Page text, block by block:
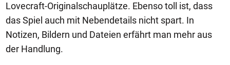
Lovecraft-Originalschauplätze. Ebenso toll ist, dass
das Spiel auch mit Nebendetails nicht spart. In
Notizen, Bildern und Dateien erfährt man mehr aus
der Handlung.